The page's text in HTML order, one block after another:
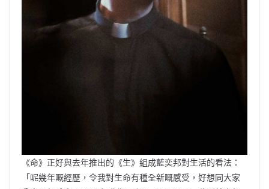
《命》正好與去年推出的《生》組成藍奕邦對生活的看法：
「呢幾年嘅經歷，令我對生命有種全新嘅感受，好想同大家